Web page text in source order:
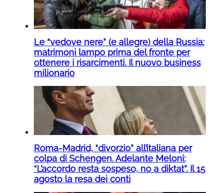
Le “vedove nere” (e allegre) della Russia:
matrimoni lampo prima del fronte per
ottenere i risarcimenti. Il nuovo business
milionario
Roma-Madrid, “divorzio” all’italiana per
colpa di Schengen. Adelante Meloni:
“L’accordo resta sospeso, no a diktat”. Il 15
agosto la resa dei conti